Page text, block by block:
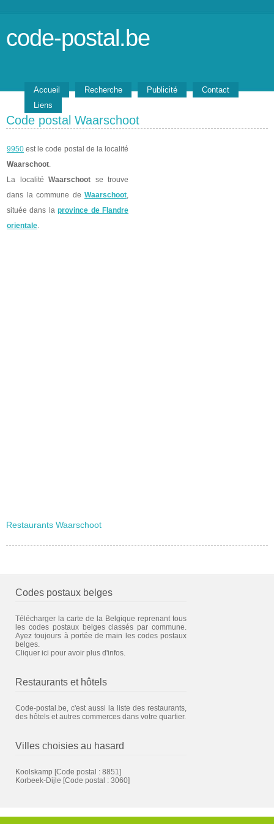
code-postal.be
Accueil Recherche Publicité
Contact
Liens
Code postal Waarschoot
9950 est le code postal de la localité
Waarschoot.
La localité Waarschoot se trouve
dans la commune de Waarschoot,
située dans laprovince de Flandre
orientale.
Restaurants Waarschoot
Codes postaux belges
Télécharger la carte de la Belgique reprenant tous
les codes postaux belges classés par commune.
Ayez toujours à portée de main les codes postaux
belges.
Cliquer ici pour avoir plus d'infos.
Restaurants et hôtels
Code-postal.be, c'est aussi la liste des restaurants,
des hôtels et autres commerces dans votre quartier.
Villes choisies au hasard
Koolskamp [Code postal : 8851]
Korbeek-Dijle [Code postal : 3060]